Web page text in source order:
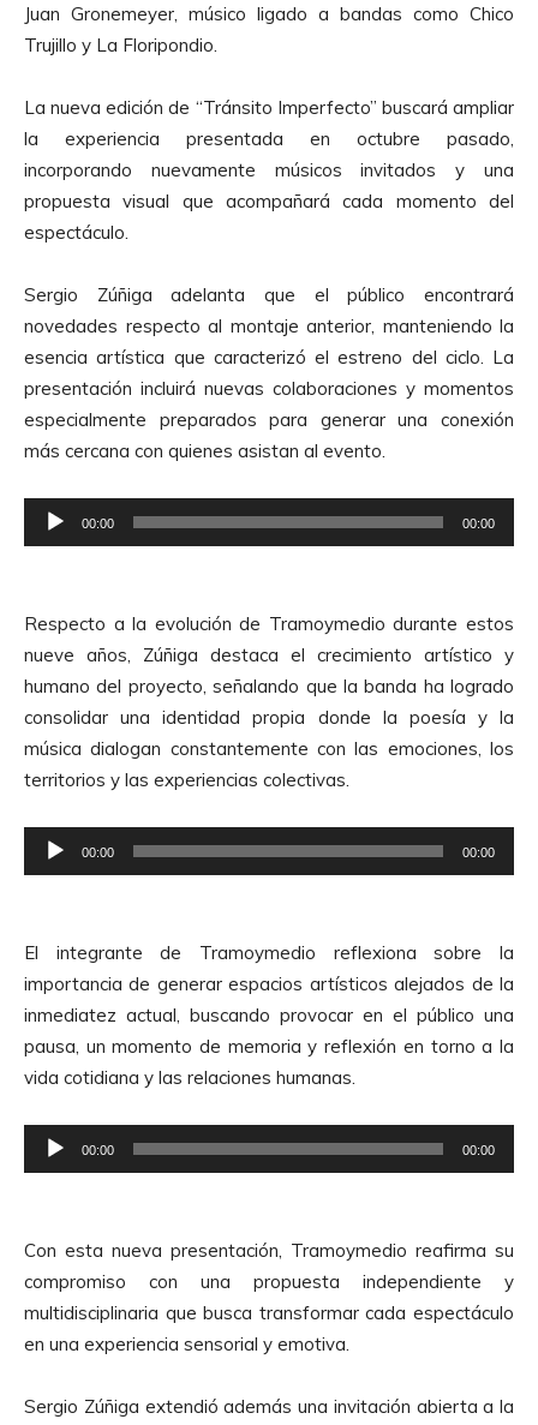
Juan Gronemeyer, músico ligado a bandas como Chico
Trujillo y La Floripondio.
La nueva edición de “Tránsito Imperfecto” buscará ampliar
la experiencia presentada en octubre pasado,
incorporando nuevamente músicos invitados y una
propuesta visual que acompañará cada momento del
espectáculo.
Sergio Zúñiga adelanta que el público encontrará
novedades respecto al montaje anterior, manteniendo la
esencia artística que caracterizó el estreno del ciclo. La
presentación incluirá nuevas colaboraciones y momentos
especialmente preparados para generar una conexión
más cercana con quienes asistan al evento.
e
o
d
u
c
t
o
r
u
d
i
o
00:00 00:00
Respecto a la evolución de Tramoymedio durante estos
nueve años, Zúñiga destaca el crecimiento artístico y
humano del proyecto, señalando que la banda ha logrado
consolidar una identidad propia donde la poesía y la
música dialogan constantemente con las emociones, los
territorios y las experiencias colectivas.
e
o
d
u
c
t
o
A
u
d
i
00:00 00:00
El integrante de Tramoymedio reflexiona sobre la
importancia de generar espacios artísticos alejados de la
inmediatez actual, buscando provocar en el público una
pausa, un momento de memoria y reflexión en torno a la
vida cotidiana y las relaciones humanas.
e
o
d
u
c
o
00:00 00:00
Con esta nueva presentación, Tramoymedio reafirma su
compromiso con una propuesta independiente y
multidisciplinaria que busca transformar cada espectáculo
en una experiencia sensorial y emotiva.
Sergio Zúñiga extendió además una invitación abierta a la